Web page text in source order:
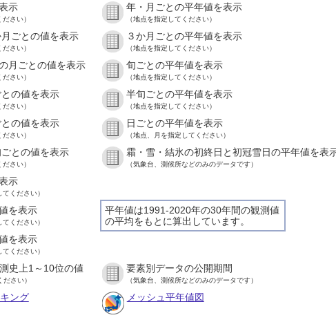
示
さい）
年・月ごとの平年値を表示
（地点を指定してください）
ごとの値を表示
さい）
３か月ごとの平年値を表示
（地点を指定してください）
月ごとの値を表示
さい）
旬ごとの平年値を表示
（地点を指定してください）
の値を表示
さい）
半旬ごとの平年値を表示
（地点を指定してください）
の値を表示
さい）
日ごとの平年値を表示
（地点、月を指定してください）
との値を表示
さい）
霜・雪・結氷の初終日と初冠雪日の平年値を表
（気象台、測候所などのみのデータです）
示
てください）
平年値は1991-2020年の30年間の観測値
の平均をもとに算出しています。
を表示
てください）
を表示
てください）
史上1～10位の値
ださい）
要素別データの公開期間
（気象台、測候所などのみのデータです）
ング メッシュ平年値図